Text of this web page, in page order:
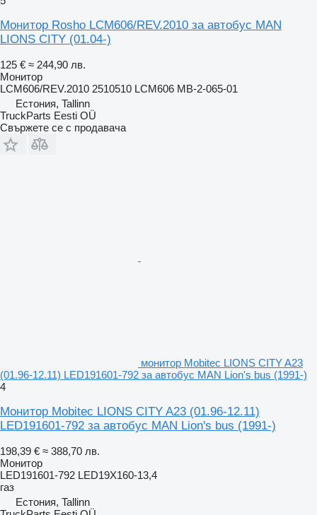
Монитор Rosho LCM606/REV.2010 за автобус MAN
LIONS CITY (01.04-)
125 € ≈ 244,90 лв.
Монитор
LCM606/REV.2010 2510510 LCM606 MB-2-065-01
Естония, Tallinn
TruckParts Eesti OÜ
Свържете се с продавача
монитор Mobitec LIONS CITY A23
(01.96-12.11) LED191601-792 за автобус MAN Lion's bus (1991-)
4
Монитор Mobitec LIONS CITY A23 (01.96-12.11)
LED191601-792 за автобус MAN Lion's bus (1991-)
198,39 € ≈ 388,70 лв.
Монитор
LED191601-792 LED19X160-13,4
газ
Естония, Tallinn